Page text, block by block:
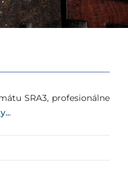
SRA3, profesionálne
.